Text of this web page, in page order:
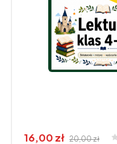
16,00 zł 20,00 zł